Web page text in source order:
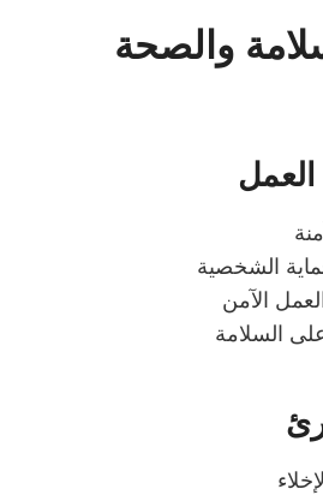
والصحة
الشخصية
الآمن
السلامة